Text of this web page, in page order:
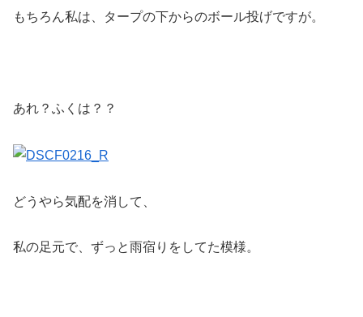
もちろん私は、タープの下からのボール投げですが。
あれ？ふくは？？
どうやら気配を消して、
私の足元で、ずっと雨宿りをしてた模様。